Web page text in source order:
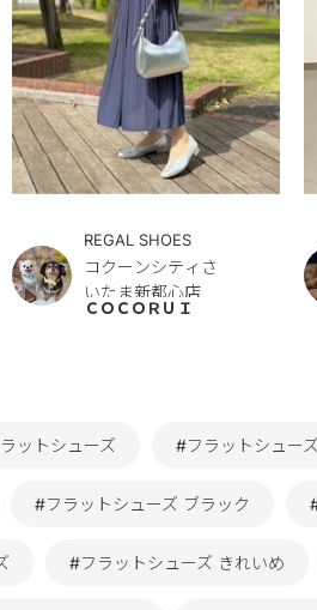
REGAL SHOES
コクーンシティさ
いたま新都心店
ＣＯＣＯＲＵＩ
ットシューズ #フラットシュー
#フラットシューズ ブラック
#フラットシューズ きれいめ